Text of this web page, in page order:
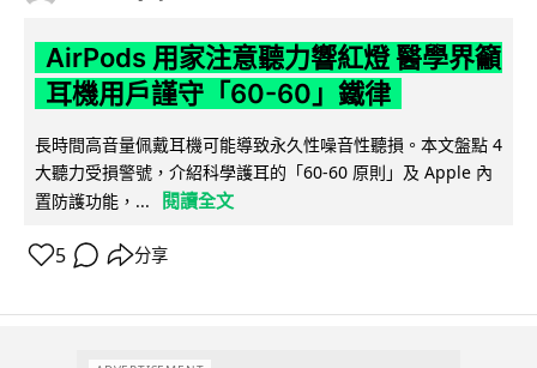
AirPods 用家注意聽力響紅燈 醫學界籲
耳機用戶謹守「60-60」鐵律
長時間高音量佩戴耳機可能導致永久性噪音性聽損。本文盤點 4
大聽力受損警號，介紹科學護耳的「60-60 原則」及 Apple 內
置防護功能，...
閱讀全文
5 分享